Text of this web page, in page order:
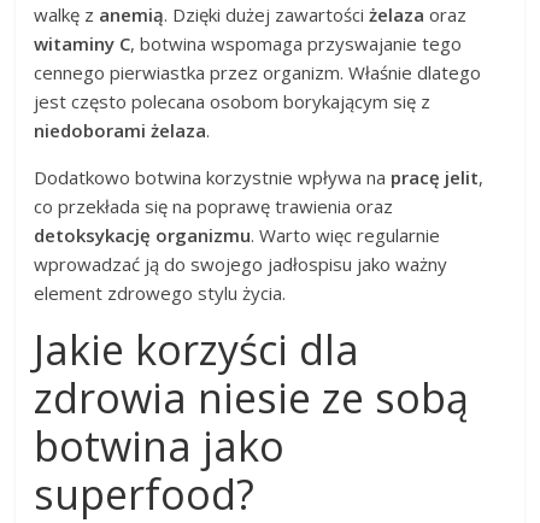
walkę z anemią. Dzięki dużej zawartościżelaza oraz
witaminy C, botwina wspomaga przyswajanie tego
cennego pierwiastka przez organizm. Właśnie dlatego
jest często polecana osobom borykającym się z
niedoborami żelaza.
Dodatkowo botwina korzystnie wpływa na pracę jelit,
co przekłada się na poprawę trawienia oraz
detoksykację organizmu. Warto więc regularnie
wprowadzać ją do swojego jadłospisu jako ważny
element zdrowego stylu życia.
Jakie korzyści dla
zdrowia niesie ze sobą
botwina jako
superfood?